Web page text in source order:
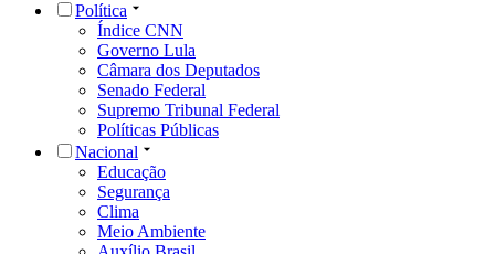
Política
Índice CNN
Governo Lula
Câmara dos Deputados
Senado Federal
Supremo Tribunal Federal
Políticas Públicas
Nacional
Educação
Segurança
Clima
Meio Ambiente